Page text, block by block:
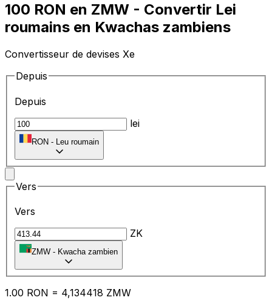
100 RON en ZMW - Convertir Lei
roumains en Kwachas zambiens
Convertisseur de devises Xe
Depuis
Depuis
lei
RON - Leu roumain
Vers
Vers
ZK
ZMW - Kwacha zambien
1.00 RON = 4,134418 ZMW